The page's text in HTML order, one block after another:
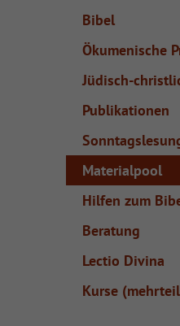
Bibel
Ökumenische
Jüdisch-
Publikationen
Materialpool
Hilfen zum
Beratung
Lectio Divina
Kurse